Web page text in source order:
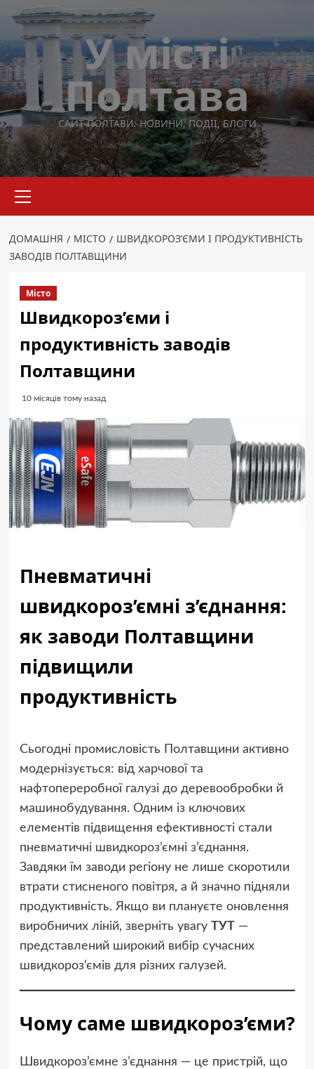
Перейти
вмісту
У місті
Полтава
САЙТ ПОЛТАВИ: НОВИНИ, ПОДІЇ, БЛОГИ
меню
ДОМАШНЯ МІСТО
ШВИДКОРОЗ’ЄМИ І ПРОДУКТИВНІСТЬ
ЗАВОДІВ ПОЛТАВЩИНИ
Місто
Швидкороз’єми і
продуктивність заводів
Полтавщини
10 місяців тому назад
Пневматичні
швидкороз’ємні з’єднання:
як заводи Полтавщини
підвищили
продуктивність
Сьогодні промисловість Полтавщини активно
модернізується: від харчової та
нафтопереробної галузі до деревообробки й
машинобудування. Одним із ключових
елементів підвищення ефективності стали
пневматичні швидкороз’ємні з’єднання.
Завдяки їм заводи регіону не лише скоротили
втрати стисненого повітря, а й значно підняли
продуктивність. Якщо ви плануєте оновлення
виробничих ліній, зверніть увагу
ТУТ
—
представлений широкий вибір сучасних
швидкороз’ємів для різних галузей.
Чому саме швидкороз’єми?
Швидкороз’ємне з’єднання — це пристрій, що